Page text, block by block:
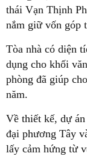
thái Vạn Thịnh
nắm giữ vốn góp
Tòa nhà có diện
dụng cho khối
phòng đã giúp
năm.
Về thiết kế, dự
đại phương Tây
lấy cảm hứng từ